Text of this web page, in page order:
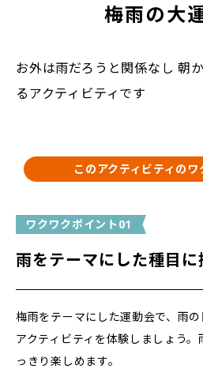
梅雨の大
お外は雨だろうと関係なし 朝
るアクティビティです
このアクティビティの
ワクワクポイント01
雨をテーマにした種目に
梅雨をテーマにした運動会で、雨
アクティビティを体験しましょう
っきり楽しめます。